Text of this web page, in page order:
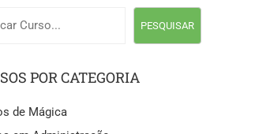
PESQUISAR
POR CATEGORIA
de Mágica